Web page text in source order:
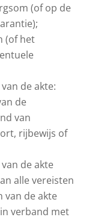
(of op de
(of het
de akte:
de
van
rijbewijs of
de akte
alle vereisten
van de akte
verband met